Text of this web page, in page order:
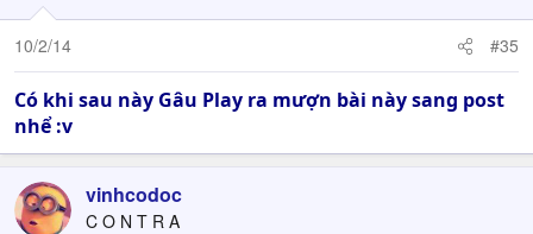
10/2/14 #35
Có khi sau này Gâu Play ra mượn bài này sang post
nhể :v
vinhcodoc
C O N T R A